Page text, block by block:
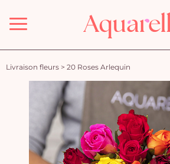
Menu
Livraison fleurs > 20 Roses Arlequin